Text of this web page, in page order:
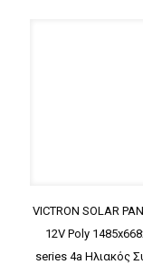
VICTRON SOLAR
12V Poly
series 4a Ηλιακός